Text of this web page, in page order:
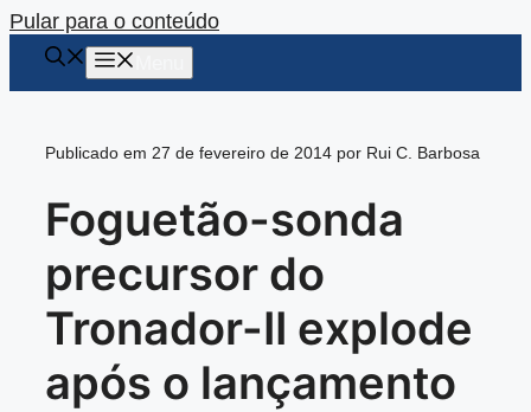
Pular para o conteúdo
Publicado em 27 de fevereiro de 2014 por Rui C. Barbosa
Foguetão-sonda
precursor do
Tronador-II explode
após o lançamento